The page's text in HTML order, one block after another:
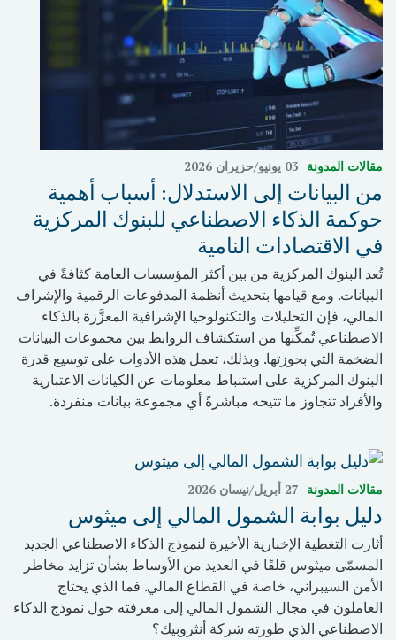
مقالات المدونة 03 يونيو/حزيران 2026
من البيانات إلى الاستدلال: أسباب أهمية
حوكمة الذكاء الاصطناعي للبنوك المركزية
في الاقتصادات النامية
تُعد البنوك المركزية من بين أكثر المؤسسات العامة كثافةً في
البيانات. ومع قيامها بتحديث أنظمة المدفوعات الرقمية والإشراف
المالي، فإن التحليلات والتكنولوجيا الإشرافية المعزَّزة بالذكاء
الاصطناعي تُمكِّنها من استكشاف الروابط بين مجموعات البيانات
الضخمة التي بحوزتها. وبذلك، تعمل هذه الأدوات على توسيع قدرة
البنوك المركزية على استنباط معلومات عن الكيانات الاعتبارية
والأفراد تتجاوز ما تتيحه مباشرةً أي مجموعة بيانات منفردة.
مقالات المدونة 27 أبريل/نيسان 2026
دليل بوابة الشمول المالي إلى ميثوس
أثارت التغطية الإخبارية الأخيرة لنموذج الذكاء الاصطناعي الجديد
المسمّى ميثوس قلقًا في العديد من الأوساط بشأن تزايد مخاطر
الأمن السيبراني، خاصة في القطاع المالي. فما الذي يحتاج
العاملون في مجال الشمول المالي إلى معرفته حول نموذج الذكاء
الاصطناعي الذي طورته شركة أنثروبيك؟